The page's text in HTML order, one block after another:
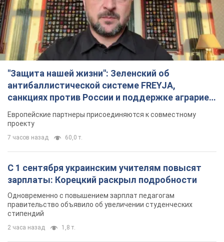
Видео
Европейские партнеры присоединяются к совместному
проекту
7 часов назад 60,0 т.
С 1 сентября украинским учителям повысят
зарплаты: Корецкий раскрыл подробности
Одновременно с повышением зарплат педагогам
правительство объявило об увеличении студенческих
стипендий
2 часа назад
просьбу Зеленского о передаче Украине ракет
для Patriot
Американские запасы отдельных видов боеприпасов
ограничены